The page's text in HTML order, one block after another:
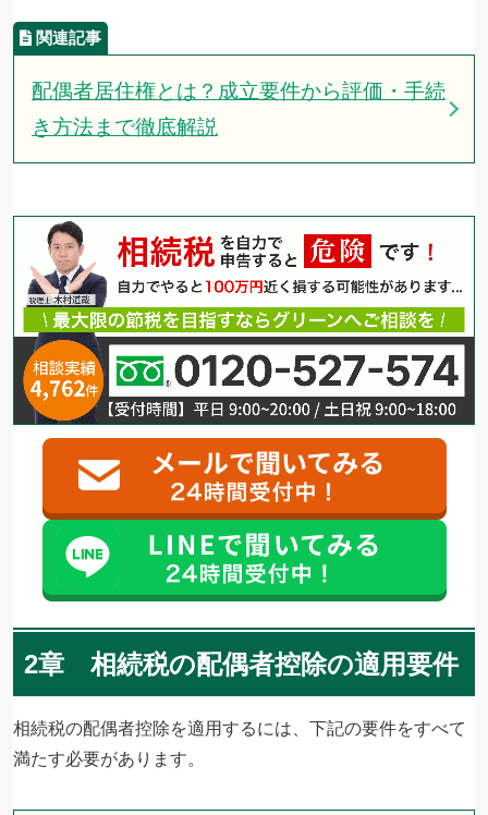
配偶者居住権とは？成立要件から評価・手続
き方法まで徹底解説
2章 相続税の配偶者控除の適用要件
相続税の配偶者控除を適用するには、下記の要件をすべて
満たす必要があります。